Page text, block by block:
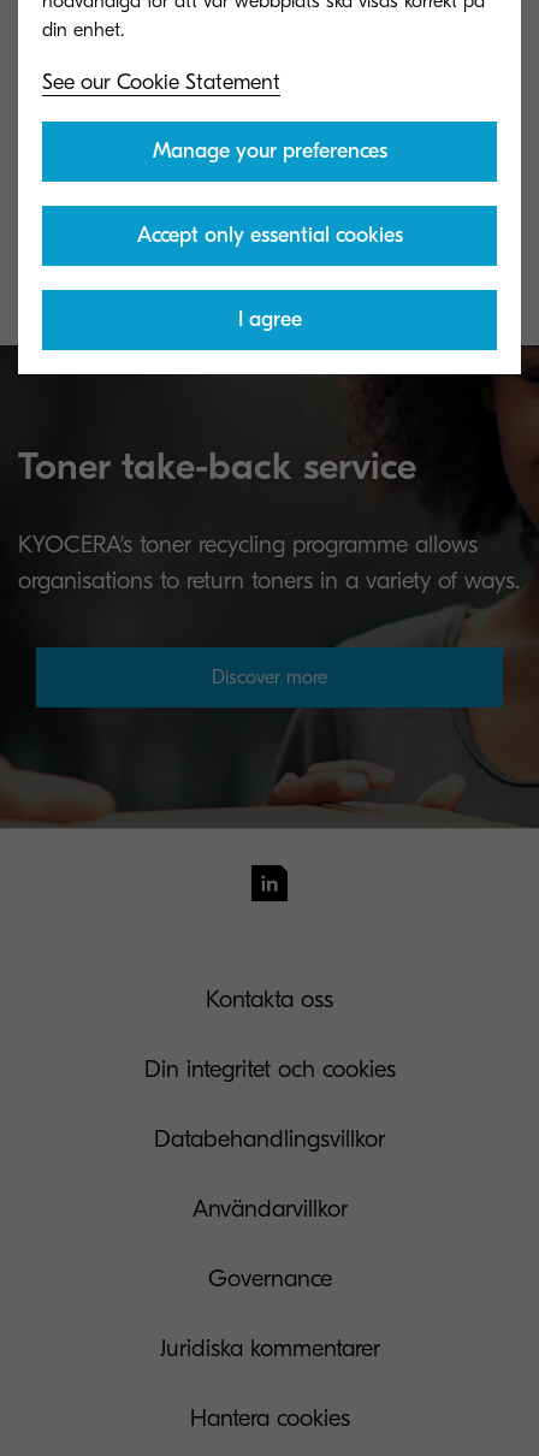
Cyan toner yield 20,000 pages in
accordance with ISO/IEC 19798.
Magenta toner
Toner take-back service
KYOCERA's toner recycling programme allows
organisations to return toners in a variety of ways.
Discover more
Kontakta oss
Din integritet och cookies
Databehandlingsvillkor
Användarvillkor
Governance
Juridiska kommentarer
Hantera cookies
See our Cookie Statement
Manage your preferences
Accept only essential cookies
I agree